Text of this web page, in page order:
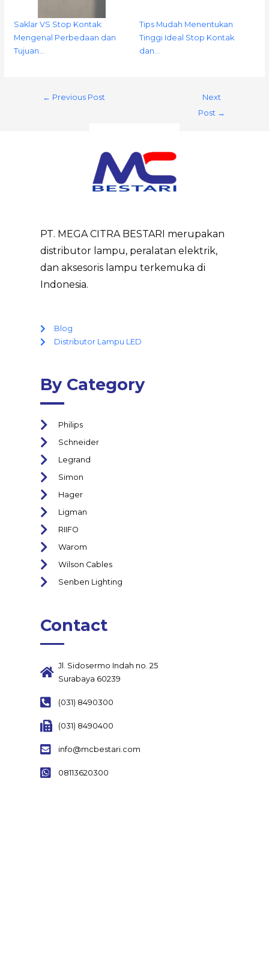
Saklar VS Stop Kontak:
Mengenal Perbedaan dan
Tujuan…
Tips Mudah Menentukan
Tinggi Ideal Stop Kontak
dan…
← Previous Post
Next
Post →
PT. MEGA CITRA BESTARI merupakan
distributor lampu, peralatan elektrik,
dan aksesoris lampu terkemuka di
Indonesia.
Blog
Distributor Lampu LED
By Category
Philips
Schneider
Legrand
Simon
Hager
Ligman
RIIFO
Warom
Wilson Cables
Senben Lighting
Contact
Jl. Sidosermo Indah no. 25
Surabaya 60239
(031) 8490300
(031) 8490400
info@mcbestari.com
08113620300